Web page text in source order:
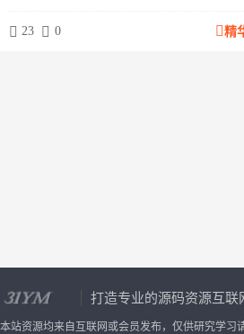
分机型支付后不跳转;3、新增后台支持按照时间、
精
23 0
打造专业的源码资源互联
本站资源均来自互联网或会员发布，仅供研究学